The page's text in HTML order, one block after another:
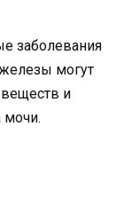
заболевания
могут
и
мочи.